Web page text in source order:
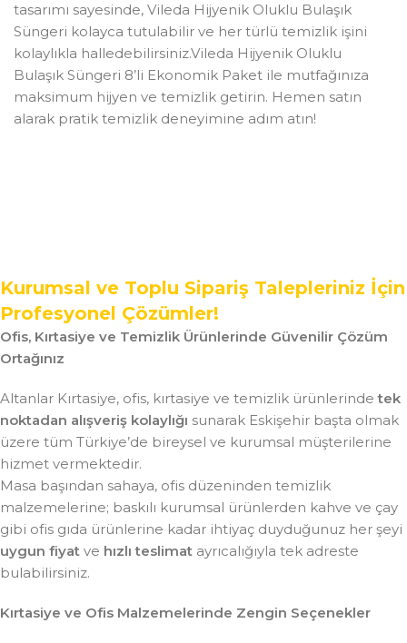
tasarımı sayesinde, Vileda Hijyenik Oluklu Bulaşık
Süngeri kolayca tutulabilir ve her türlü temizlik işini
kolaylıkla halledebilirsiniz.Vileda Hijyenik Oluklu
Bulaşık Süngeri 8’li Ekonomik Paket ile mutfağınıza
maksimum hijyen ve temizlik getirin. Hemen satın
alarak pratik temizlik deneyimine adım atın!
Kurumsal ve Toplu Sipariş Talepleriniz İçin
Profesyonel Çözümler!
Ofis, Kırtasiye ve Temizlik Ürünlerinde Güvenilir Çözüm
Ortağınız
Altanlar Kırtasiye, ofis, kırtasiye ve temizlik ürünlerindetek
noktadan alışveriş kolaylığı sunarak Eskişehir başta olmak
üzere tüm Türkiye’de bireysel ve kurumsal müşterilerine
hizmet vermektedir.
Masa başından sahaya, ofis düzeninden temizlik
malzemelerine; baskılı kurumsal ürünlerden kahve ve çay
gibi ofis gıda ürünlerine kadar ihtiyaç duyduğunuz her şeyi
uygun fiyat ve hızlı teslimat ayrıcalığıyla tek adreste
bulabilirsiniz.
Kırtasiye ve Ofis Malzemelerinde Zengin Seçenekler